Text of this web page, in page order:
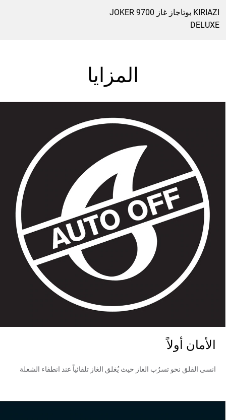
KIRIAZI بوتاجاز غاز 9700 JOKER
DELUXE
المزايا
الأمان أولاً
انسى القلق نحو تسرُب الغاز حيث يُغلق الغاز تلقائياً عند انطفاء الشعلة